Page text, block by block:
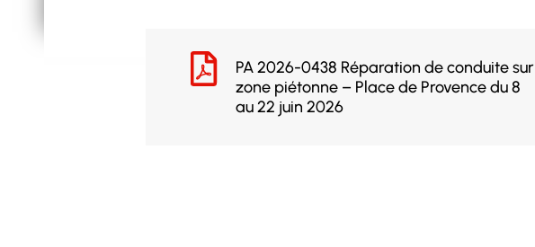
PA 2026-0438 Réparation de conduite sur
zone piétonne – Place de Provence du 8
au 22 juin 2026